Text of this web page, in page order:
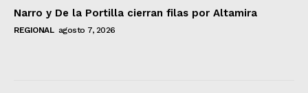
Narro y De la Portilla cierran filas por Altamira
REGIONAL agosto 7, 2026